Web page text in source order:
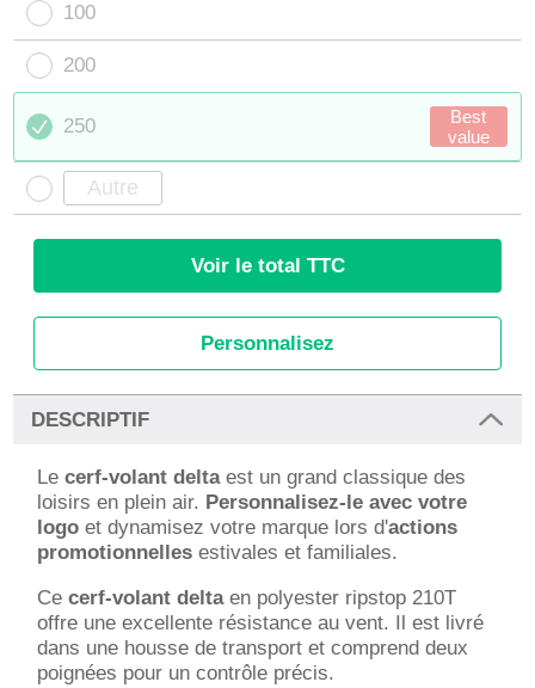
100
200
250
Best
value
Voir le total TTC
Personnalisez
DESCRIPTIF
Lecerf-volant deltaest un grand classique des
loisirs en plein air. Personnalisez-le avec votre
logo et dynamisez votre marque lors d'actions
promotionnelles estivales et familiales.
Cecerf-volant deltaen polyester ripstop 210T
offre une excellente résistance au vent. Il est livré
dans une housse de transport et comprend deux
poignées pour un contrôle précis.